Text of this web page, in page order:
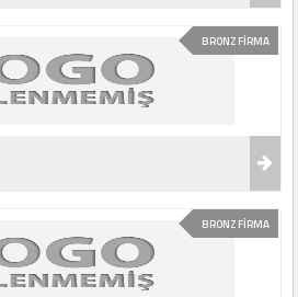
BRONZ FİRMA
BRONZ FİRMA